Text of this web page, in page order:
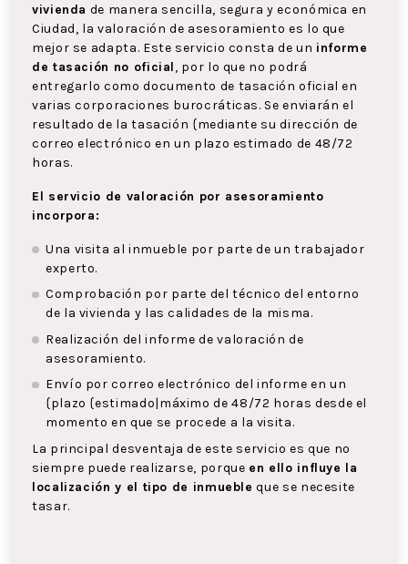
vivienda de manera sencilla, segura y económica en
Ciudad, la valoración de asesoramiento es lo que
mejor se adapta. Este servicio consta de un informe
de tasación no oficial, por lo que no podrá
entregarlo como documento de tasación oficial en
varias corporaciones burocráticas. Se enviarán el
resultado de la tasación {mediante su dirección de
correo electrónico en un plazo estimado de 48/72
horas.
El servicio de valoración por asesoramiento
incorpora:
Una visita al inmueble por parte de un trabajador
experto.
Comprobación por parte del técnico del entorno
de la vivienda y las calidades de la misma.
Realización del informe de valoración de
asesoramiento.
Envío por correo electrónico del informe en un
{plazo {estimado|máximo de 48/72 horas desde el
momento en que se procede a la visita.
La principal desventaja de este servicio es que no
siempre puede realizarse, porque en ello influye la
localización y el tipo de inmueble que se necesite
tasar.